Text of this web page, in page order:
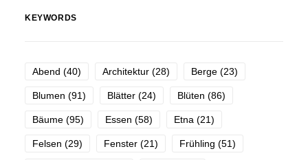
KEYWORDS
Abend (40) Architektur (28) Berge (23)
Blumen (91) Blätter (24) Blüten (86)
Bäume (95) Essen (58) Etna (21)
Felsen (29) Fenster (21) Frühling (51)